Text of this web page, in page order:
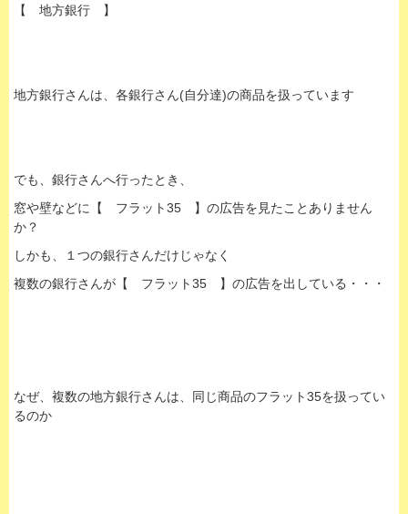
【 地方銀行 】
地方銀行さんは、各銀行さん(自分達)の商品を扱っています
でも、銀行さんへ行ったとき、
窓や壁などに【 フラット35 】の広告を見たことありません
か？
しかも、１つの銀行さんだけじゃなく
複数の銀行さんが【 フラット35 】の広告を出している・・・
なぜ、複数の地方銀行さんは、同じ商品のフラット35を扱ってい
るのか